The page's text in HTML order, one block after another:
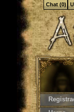
Chat (0)